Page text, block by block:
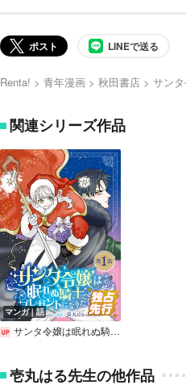
ポスト LINEで送る
Renta! 青年漫画 秋田書店 サン
関連シリーズ作品
マンガ｜話
サンタ令嬢は眠れぬ騎士へのプレゼントになりたくない（話売り）
壱丸はる先生の他作品